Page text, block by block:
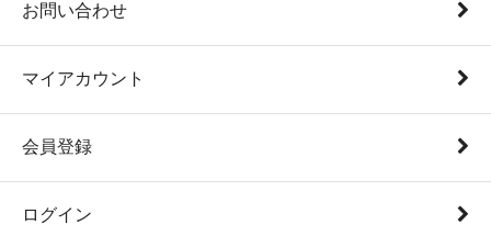
お問い合わせ
マイアカウント
会員登録
ログイン